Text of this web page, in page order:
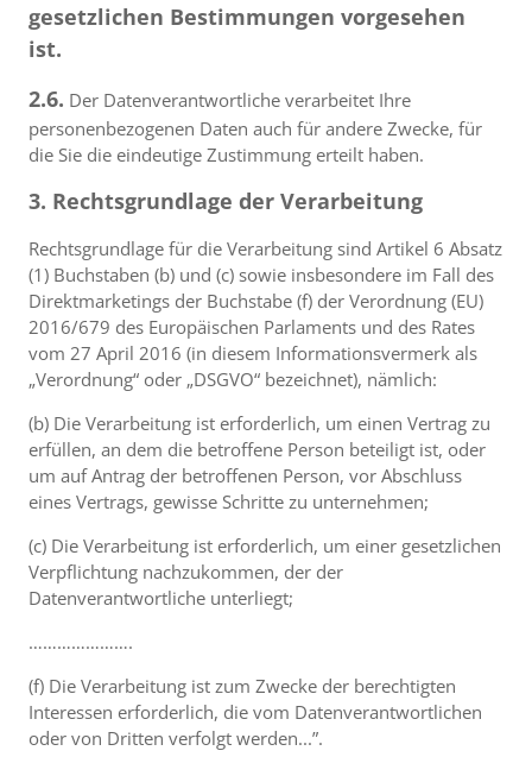
gesetzlichen Bestimmungen vorgesehen
ist.
2.6. Der Datenverantwortliche verarbeitet Ihre
personenbezogenen Daten auch für andere Zwecke, für
die Sie die eindeutige Zustimmung erteilt haben.
3. Rechtsgrundlage der Verarbeitung
Rechtsgrundlage für die Verarbeitung sind Artikel 6 Absatz
(1) Buchstaben (b) und (c) sowie insbesondere im Fall des
Direktmarketings der Buchstabe (f) der Verordnung (EU)
2016/679 des Europäischen Parlaments und des Rates
vom 27 April 2016 (in diesem Informationsvermerk als
„Verordnung“ oder „DSGVO“ bezeichnet), nämlich:
(b) Die Verarbeitung ist erforderlich, um einen Vertrag zu
erfüllen, an dem die betroffene Person beteiligt ist, oder
um auf Antrag der betroffenen Person, vor Abschluss
eines Vertrags, gewisse Schritte zu unternehmen;
(c) Die Verarbeitung ist erforderlich, um einer gesetzlichen
Verpflichtung nachzukommen, der der
Datenverantwortliche unterliegt;
………………….
(f) Die Verarbeitung ist zum Zwecke der berechtigten
Interessen erforderlich, die vom Datenverantwortlichen
oder von Dritten verfolgt werden...”.